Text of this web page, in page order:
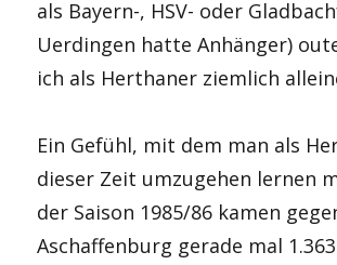
als Bayern-, HSV- oder
Uerdingen hatte Anhänger)
ich als Herthaner ziemlich
Ein Gefühl, mit dem man als
dieser Zeit umzugehen lernen
der Saison 1985/86 kamen
Aschaffenburg gerade mal